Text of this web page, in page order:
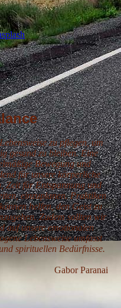
zu pflegen, um
gesund zu bleiben. Eine
Bewegung und
für unsere körperliche
Zeit für Entspannung und
einzuplanen. Praktiken
helfen, den Geist zu
Zudem sollten wir
auf unsere emotionalen
Lebensweise umfasst
spirituellen Bedürfnisse.
Gabor Paranai